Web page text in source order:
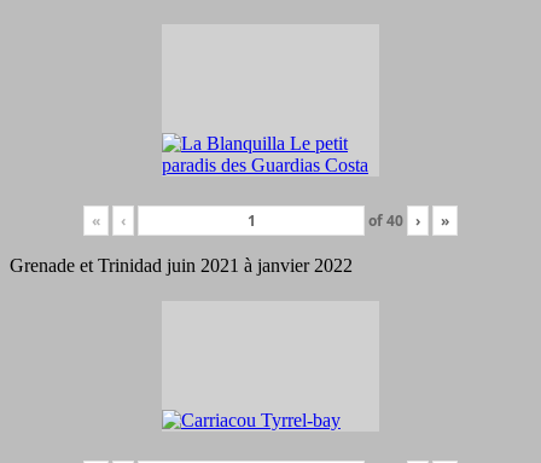
« ‹ of40 › »
Grenade et Trinidad juin 2021 à janvier 2022